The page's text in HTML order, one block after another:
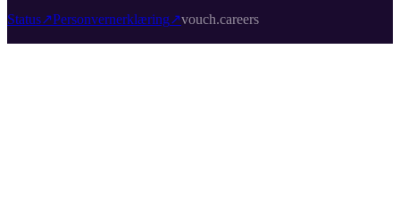
Status↗Personvernerklæring↗vouch.careers